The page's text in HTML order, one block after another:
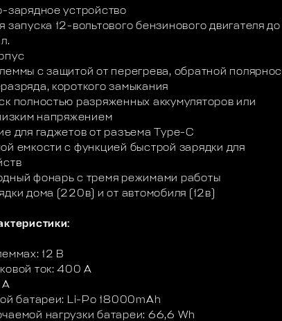
зарядное устройство
12-вольтового бензинового двигателя
с защитой от перегрева, обратной
короткого замыкания
полностью разряженных аккумуляторов или
напряжением
для гаджетов от разъема Type-C
емкости с функцией быстрой зарядки для
фонарь с тремя режимами работы
дома (220в) и от автомобиля (12в)
12 В
ток: 400 A
А
батареи: Li-Po 18000mАh
нагрузки батареи: 66,6 Wh